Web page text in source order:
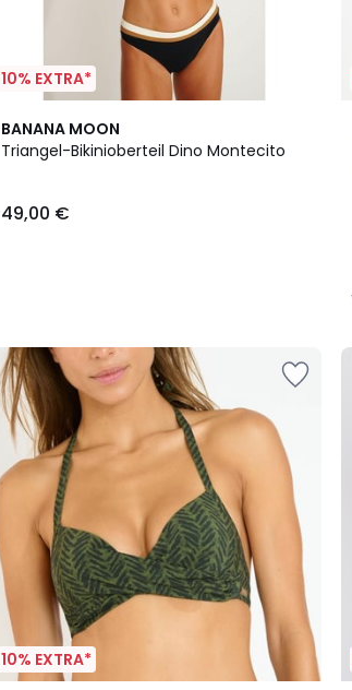
10% EXTRA*
BANANA MOON
Triangel-Bikinioberteil Dino Montecito
49,00 €
10% EXTRA*